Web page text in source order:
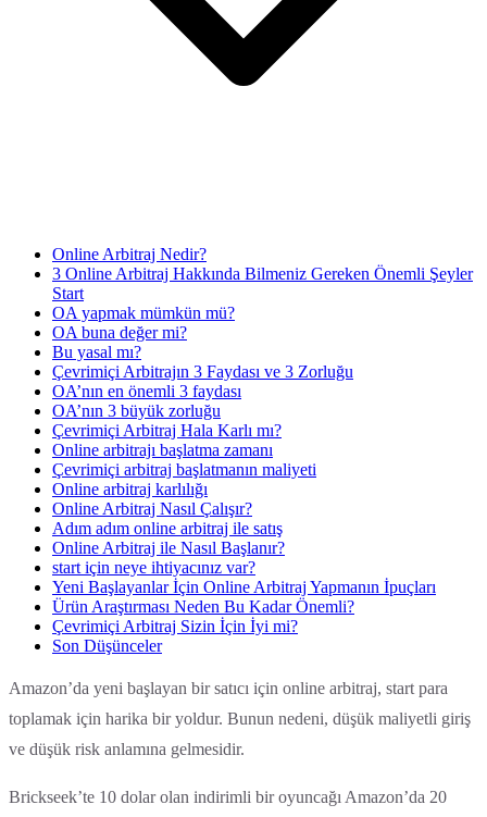
Online Arbitraj Nedir?
3 Online Arbitraj Hakkında Bilmeniz Gereken Önemli Şeyler
Start
OA yapmak mümkün mü?
OA buna değer mi?
Bu yasal mı?
Çevrimiçi Arbitrajın 3 Faydası ve 3 Zorluğu
OA’nın en önemli 3 faydası
OA’nın 3 büyük zorluğu
Çevrimiçi Arbitraj Hala Karlı mı?
Online arbitrajı başlatma zamanı
Çevrimiçi arbitraj başlatmanın maliyeti
Online arbitraj karlılığı
Online Arbitraj Nasıl Çalışır?
Adım adım online arbitraj ile satış
Online Arbitraj ile Nasıl Başlanır?
start için neye ihtiyacınız var?
Yeni Başlayanlar İçin Online Arbitraj Yapmanın İpuçları
Ürün Araştırması Neden Bu Kadar Önemli?
Çevrimiçi Arbitraj Sizin İçin İyi mi?
Son Düşünceler
Amazon’da yeni başlayan bir satıcı için online arbitraj, start para
toplamak için harika bir yoldur. Bunun nedeni, düşük maliyetli giriş
ve düşük risk anlamına gelmesidir.
Brickseek’te 10 dolar olan indirimli bir oyuncağı Amazon’da 20